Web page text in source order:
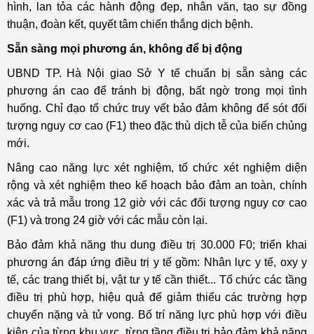
hình, lan tỏa các hành động đẹp, nhân văn, tạo sự đồng
thuận, đoàn kết, quyết tâm chiến thắng dịch bệnh.
Sẵn sàng mọi phương án, không để bị động
UBND TP. Hà Nội giao Sở Y tế chuẩn bị sẵn sàng các
phương án cao để tránh bị động, bất ngờ trong mọi tình
huống. Chỉ đạo tổ chức truy vết bảo đảm không để sót đối
tượng nguy cơ cao (F1) theo đặc thù dịch tễ của biến chủng
mới.
Nâng cao năng lực xét nghiệm, tổ chức xét nghiệm diện
rộng và xét nghiệm theo kế hoạch bảo đảm an toàn, chính
xác và trả mẫu trong 12 giờ với các đối tượng nguy cơ cao
(F1) và trong 24 giờ với các mẫu còn lại.
Bảo đảm khả năng thu dung điều trị 30.000 F0; triển khai
phương án đáp ứng điều trị y tế gồm: Nhân lực y tế, oxy y
tế, các trang thiết bị, vật tư y tế cần thiết... Tổ chức các tầng
điều trị phù hợp, hiệu quả để giảm thiểu các trường hợp
chuyển nặng và tử vong. Bố trí năng lực phù hợp với điều